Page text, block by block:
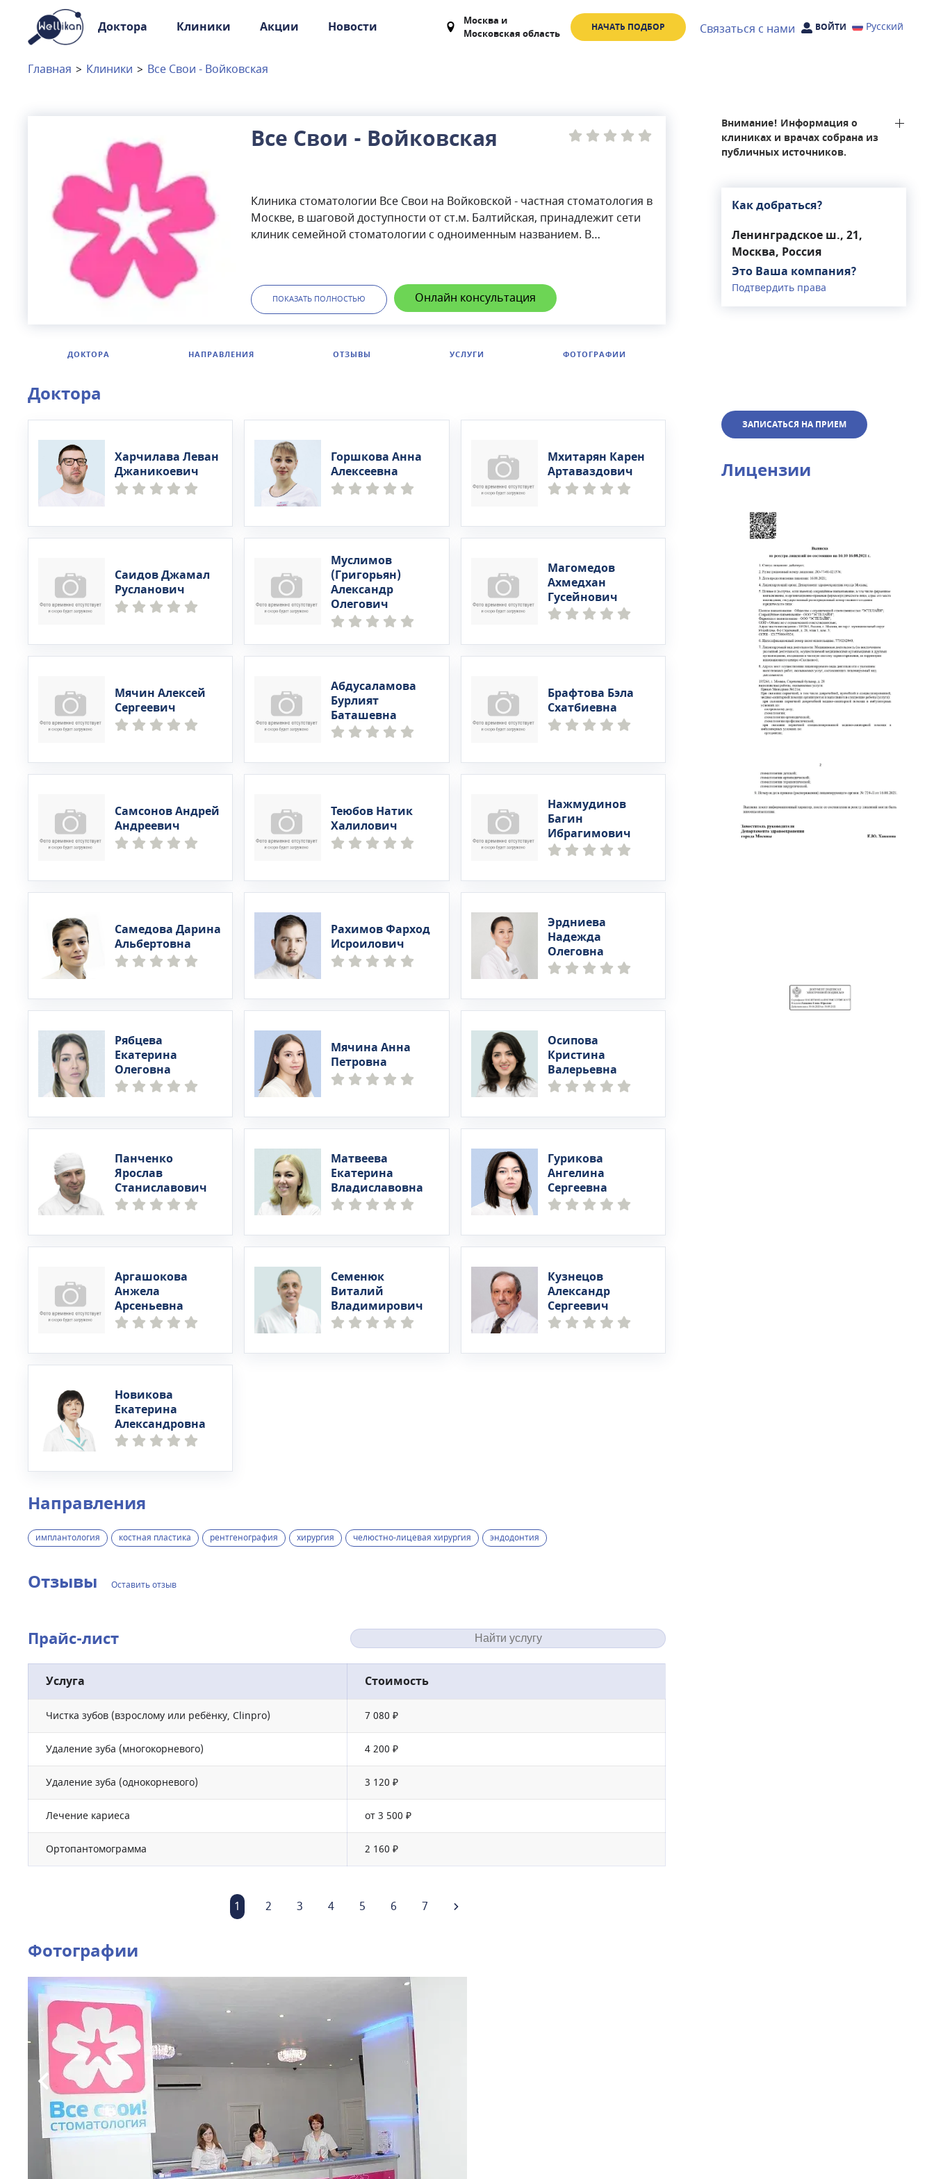
Доктора Клиники Акции Новости Москва и
Московская область
НАЧАТЬ ПОДБОР Связаться с нами ВОЙТИ Русский
Доктора
Клиники
МоскваиМосковская область
Связаться с нами
Главная > Клиники > Все Свои - Войковская
Все Свои - Войковская
Клиника стоматологии Все Свои на Войковской - частная стоматология в
Москве, в шаговой доступности от ст.м. Балтийская, принадлежит сети
клиник семейной стоматологии с одноименным названием. В
зубного ряда с помощью имплантатов, любая другая экспертная
стоматологическая помощь. В стоматологии Все Свои на
Войковской принимают врачи с большим опытом работы, постоянно
процедуры производятся на новейшем оборудовании, в комфортной
ПОКАЗАТЬ ПОЛНОСТЬЮ Онлайн консультация
ДОКТОРА НАПРАВЛЕНИЯ ОТЗЫВЫ УСЛУГИ ФОТОГРАФИИ
Доктора
Харчилава Леван
Джаникоевич
Горшкова Анна
Алексеевна
Мхитарян Карен
Артаваздович
Саидов Джамал
Русланович
Муслимов
(Григорьян)
Александр
Олегович
Магомедов
Ахмедхан
Гусейнович
Мячин Алексей
Сергеевич
Абдусаламова
Бурлият
Баташевна
Брафтова Бэла
Схатбиевна
Самсонов Андрей
Андреевич
Теюбов Натик
Халилович
Нажмудинов
Багин
Ибрагимович
Самедова Дарина
Альбертовна
Рахимов Фарход
Исроилович
Эрдниева
Надежда
Олеговна
Рябцева
Екатерина
Олеговна
Мячина Анна
Петровна
Осипова
Кристина
Валерьевна
Панченко
Ярослав
Станиславович
Матвеева
Екатерина
Владиславовна
Гурикова
Ангелина
Сергеевна
Аргашокова
Анжела
Арсеньевна
Семенюк
Виталий
Владимирович
Кузнецов
Александр
Сергеевич
Новикова
Екатерина
Александровна
Направления
имплантология костная пластика рентгенография хирургия челюстно-лицевая хирургия эндодонтия
Отзывы Оставить отзыв
Прайс-лист
Услуга Стоимость
Чистка зубов (взрослому или ребёнку, Clinpro) 7 080 ₽
Удаление зуба (многокорневого) 4 200 ₽
Удаление зуба (однокорневого) 3 120 ₽
Лечение кариеса от 3 500 ₽
Ортопантомограмма 2 160 ₽
1 2 3 4 5 6 7
Фотографии
Внимание! Информация о
клиниках и врачах собрана из
публичных источников.
Как добраться?
Ленинградское ш., 21,
Москва, Россия
Это Ваша компания?
Подтвердить права
ЗАПИСАТЬСЯ НА ПРИЕМ
Лицензии